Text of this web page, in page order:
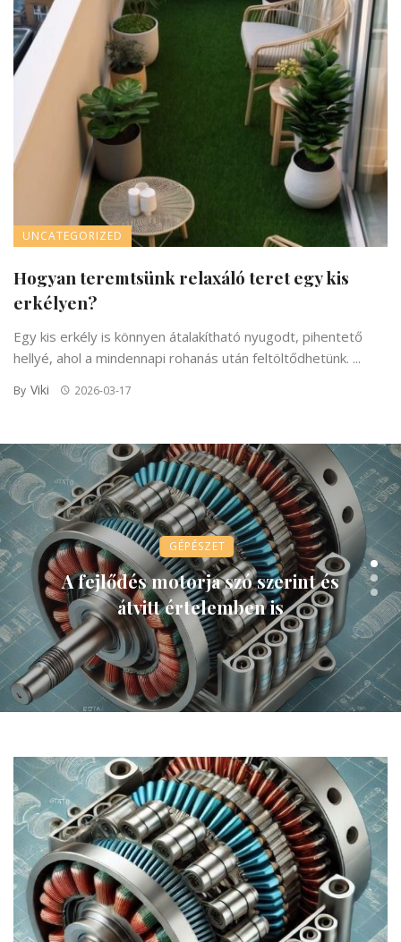
UNCATEGORIZED
Hogyan teremtsünk relaxáló teret egy kis
erkélyen?
Egy kis erkély is könnyen átalakítható nyugodt, pihentető
hellyé, ahol a mindennapi rohanás után feltöltődhetünk. ...
By Viki 2026-03-17
GÉPÉSZET
A fejlődés motorja szó szerint és
átvitt értelemben is